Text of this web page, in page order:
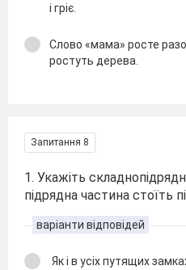
і гріє.
Слово «мама» росте
ростуть дерева.
Запитання 8
1. Укажіть
підрядна частина стоїть
варіанти відповідей
Як і в усіх путящих